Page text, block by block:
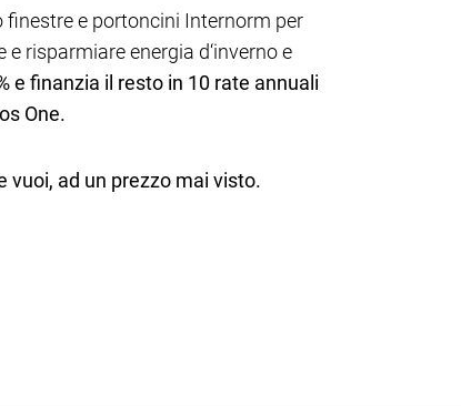
e portoncini Internorm per
risparmiare energia d‘inverno e
e finanzia il resto in 10 rate annuali
One.
vuoi, ad un prezzo mai visto.